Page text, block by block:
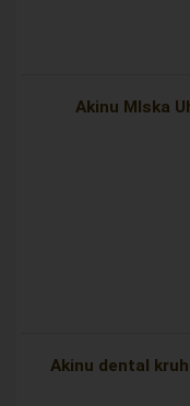
Akinu Mlska
Akinu dental